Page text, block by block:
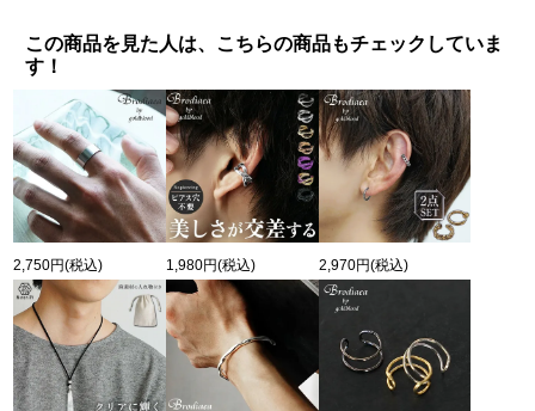
この商品を見た人は、こちらの商品もチェックしていま
す！
2,750円(税込) 1,980円(税込) 2,970円(税込)